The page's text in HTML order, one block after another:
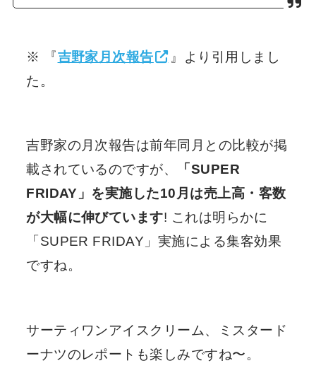
※ 『吉野家月次報告
』より引用しまし
た。
吉野家の月次報告は前年同月との比較が掲
載されているのですが、
「SUPER
FRIDAY」を実施した10月は売上高・客数
が大幅に伸びています! これは明らかに
「SUPER FRIDAY」実施による集客効果
ですね。
サーティワンアイスクリーム、ミスタード
ーナツのレポートも楽しみですね〜。